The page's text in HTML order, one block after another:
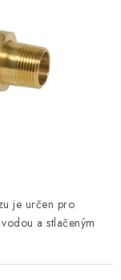
je určen pro
a stlačeným